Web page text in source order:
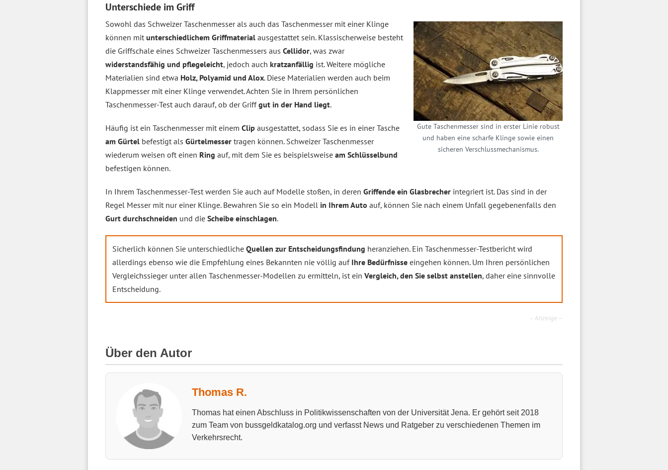
Unterschiede im Griff
Gute Taschenmesser sind in erster Linie robust
und haben eine scharfe Klinge sowie einen
sicheren Verschlussmechanismus.
Sowohl das Schweizer Taschenmesser als auch das Taschenmesser mit einer Klinge
können mit unterschiedlichem Griffmaterial ausgestattet sein. Klassischerweise besteht
die Griffschale eines Schweizer Taschenmessers aus Cellidor, was zwar
widerstandsfähig und pflegeleicht, jedoch auch kratzanfällig ist. Weitere mögliche
Materialien sind etwa Holz, Polyamid und Alox. Diese Materialien werden auch beim
Klappmesser mit einer Klinge verwendet. Achten Sie in Ihrem persönlichen
Taschenmesser-Test auch darauf, ob der Griffgut in der Hand liegt.
Häufig ist ein Taschenmesser mit einem Clip ausgestattet, sodass Sie es in einer Tasche
am Gürtel befestigt als Gürtelmesser tragen können. Schweizer Taschenmesser
wiederum weisen oft einen Ring auf, mit dem Sie es beispielsweise am Schlüsselbund
befestigen können.
In Ihrem Taschenmesser-Test werden Sie auch auf Modelle stoßen, in deren Griffende ein Glasbrecher integriert ist. Das sind in der
Regel Messer mit nur einer Klinge. Bewahren Sie so ein Modell in Ihrem Auto auf, können Sie nach einem Unfall gegebenenfalls den
Gurt durchschneiden und die Scheibe einschlagen.
Sicherlich können Sie unterschiedliche Quellen zur Entscheidungsfindung heranziehen. Ein Taschenmesser-Testbericht wird
allerdings ebenso wie die Empfehlung eines Bekannten nie völlig auf Ihre Bedürfnisse eingehen können. Um Ihren persönlichen
Vergleichssieger unter allen Taschenmesser-Modellen zu ermitteln, ist ein Vergleich, den Sie selbst anstellen, daher eine sinnvolle
Entscheidung.
– Anzeige –
Über den Autor
Thomas R.
Thomas hat einen Abschluss in Politikwissenschaften von der Universität Jena. Er gehört seit 2018
zum Team von bussgeldkatalog.org und verfasst News und Ratgeber zu verschiedenen Themen im
Verkehrsrecht.